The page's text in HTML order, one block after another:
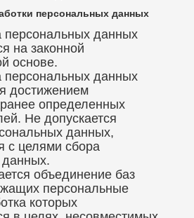
персональных данных
персональных данных
на законной
основе.
персональных данных
достижением
определенных
Не допускается
данных,
с целями сбора
объединение баз
персональные
которых